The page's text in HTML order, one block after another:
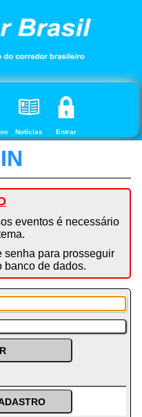
Notícias Entrar
eventos é necessário
senha para prosseguir
banco de dados.